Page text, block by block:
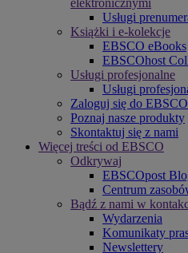
elektronicznymi
Usługi
Książki i e-kolekcje
EBSCO eBooks
EBSCOhost
Usługi profesjonalne
Usługi
Zaloguj się do
Poznaj nasze produkty
Skontaktuj się z nami
Więcej treści od EBSCO
Odkrywaj
EBSCOpost
Centrum
Bądź z nami w
Wydarzenia
Komunikaty
Newslettery